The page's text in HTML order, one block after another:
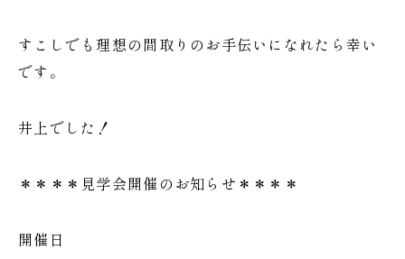
すこしでも理想の間取りのお手伝いになれたら幸い
です。
井上でした！
＊＊＊＊見学会開催のお知らせ＊＊＊＊
開催日